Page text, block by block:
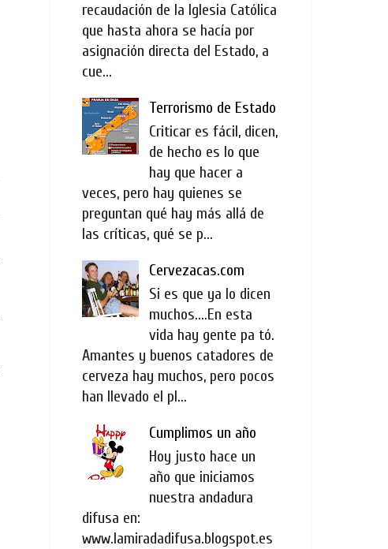
recaudación de la Iglesia Católica
que hasta ahora se hacía por
asignación directa del Estado, a
cue...
Terrorismo de Estado
Criticar es fácil, dicen,
de hecho es lo que
hay que hacer a
veces, pero hay quienes se
preguntan qué hay más allá de
las críticas, qué se p...
Cervezacas.com
Si es que ya lo dicen
muchos....En esta
vida hay gente pa tó.
Amantes y buenos catadores de
cerveza hay muchos, pero pocos
han llevado el pl...
Cumplimos un año
Hoy justo hace un
año que iniciamos
nuestra andadura
difusa en:
www.lamiradadifusa.blogspot.es